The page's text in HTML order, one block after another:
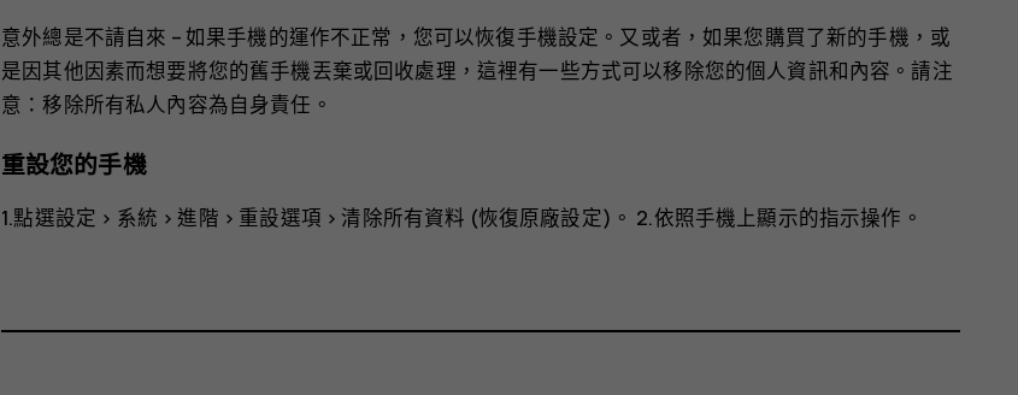
意外總是不請自來 – 如果手機的運作不正常，您可以恢復手機設定。又或者，如果您購買了新的手機，或
是因其他因素而想要將您的舊手機丟棄或回收處理，這裡有一些方式可以移除您的個人資訊和內容。請注
意：移除所有私人內容為自身責任。
重設您的手機
1.點選設定 > 系統 >進階 > 重設選項 > 清除所有資料 (恢復原廠設定) 。 2.依照手機上顯示的指示操作。